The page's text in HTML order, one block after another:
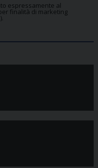
espressamente al
finalità di marketing